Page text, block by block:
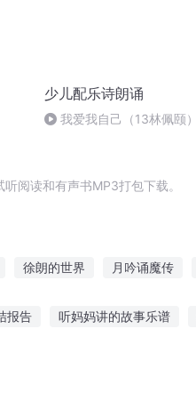
少儿配乐诗朗诵
我爱我自己（13林佩颐）
阅读和有声书MP3打包下载。
徐朗的世界 月吟诵魔传
报告 听妈妈讲的故事乐谱